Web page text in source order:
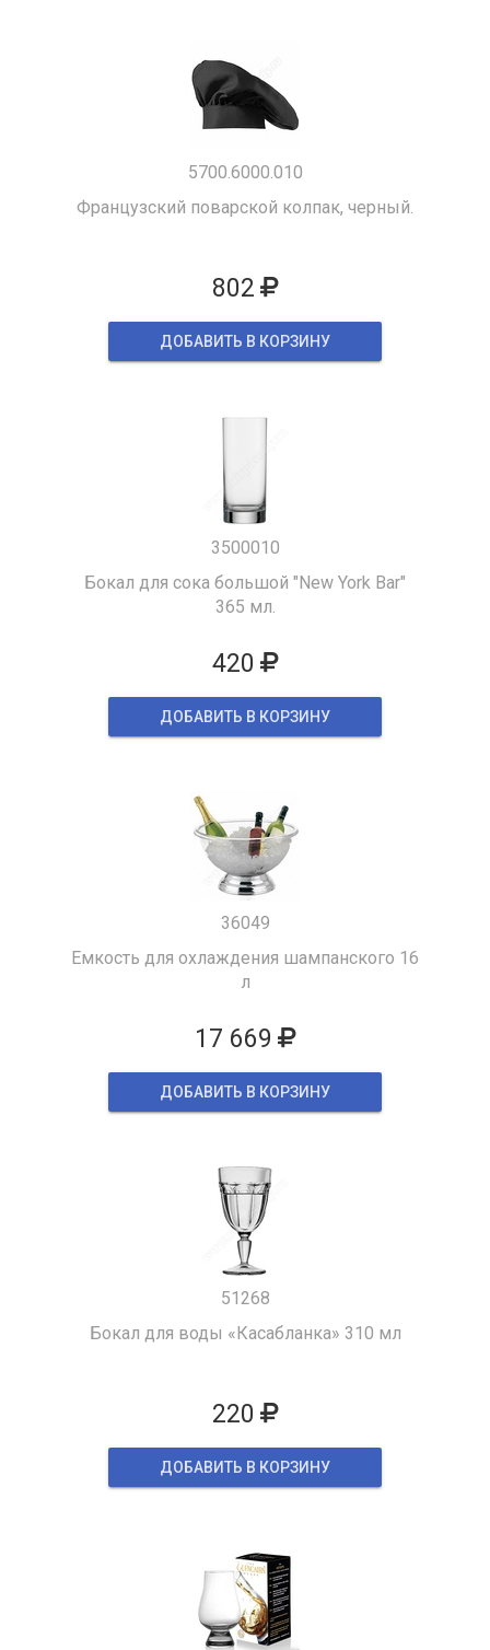
5700.6000.010
Французский поварской колпак, черный.
802
ДОБАВИТЬ В КОРЗИНУ
3500010
Бокал для сока большой "New York Bar"
365 мл.
420
ДОБАВИТЬ В КОРЗИНУ
36049
Емкость для охлаждения шампанского 16
л
17 669
ДОБАВИТЬ В КОРЗИНУ
51268
Бокал для воды «Касабланка» 310 мл
220
ДОБАВИТЬ В КОРЗИНУ